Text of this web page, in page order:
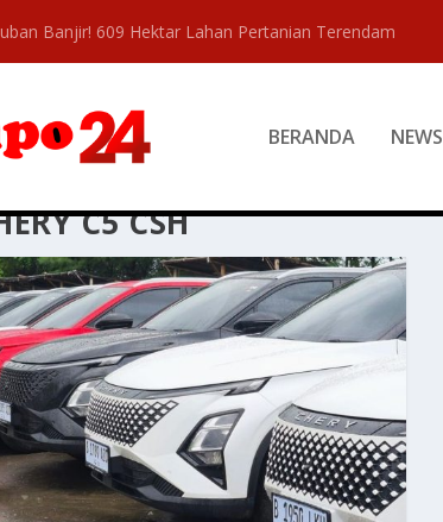
Banjir! 609 Hektar Lahan Pertanian Terendam
BERANDA NEWS
C5 CSH